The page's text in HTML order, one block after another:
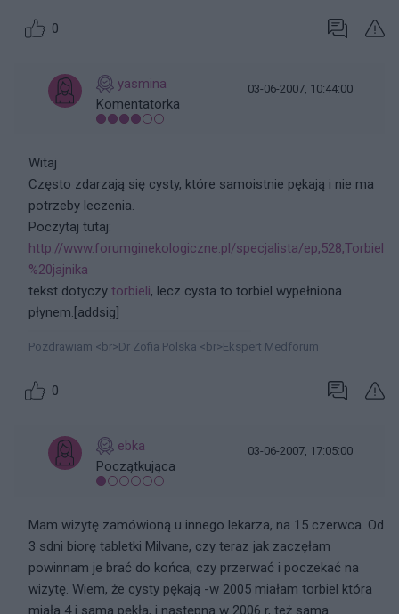
0
yasmina
Komentatorka
03-06-2007, 10:44:00
Witaj
Często zdarzają się cysty, które samoistnie pękają i nie ma
potrzeby leczenia.
Poczytaj tutaj:
http://www.forumginekologiczne.pl/specjalista/ep,528,Torbiel
%20jajnika
tekst dotyczy torbieli, lecz cysta to torbiel wypełniona
płynem.[addsig]
Pozdrawiam <br>Dr Zofia Polska <br>Ekspert Medforum
0
ebka
Początkująca
03-06-2007, 17:05:00
Mam wizytę zamówioną u innego lekarza, na 15 czerwca. Od
3 sdni biorę tabletki Milvane, czy teraz jak zaczęłam
powinnam je brać do końca, czy przerwać i poczekać na
wizytę. Wiem, że cysty pękają -w 2005 miałam torbiel która
miała 4 i sama pękła, i następną w 2006 r, też sama